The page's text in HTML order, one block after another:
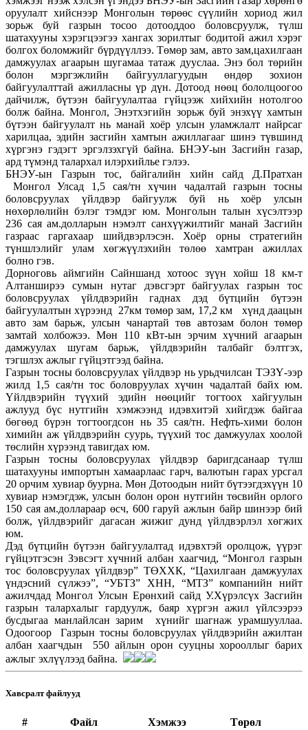
оруулалт хийснээр Монголын төрөөс сүүлийн хориод жил
зорьж буй газрын тосоо дотооддоо боловсруулж, түлш
шатахууны хэрэгцээгээ хангах зорилтыг бодитой ажил хэрэг
болгох боломжийг бүрдүүллээ. Төмөр зам, авто зам,цахилгаан
дамжуулах агаарын шугамаа татаж дууслаа. Энэ бол төрийн
болон мэргэжлийн байгууллагуудын өндөр зохион
байгуулалттай ажилласны үр дүн. Дотоод нөөц бололцоогоо
дайчилж, бүтээн байгуулалтаа гүйцээж хийхийн нотолгоо
болж байна. Монгол, Энэтхэгийн зорьж буй энэхүү хамтын
бүтээн байгуулалт нь манай хоёр улсын уламжлалт найрсаг
харилцаа, эдийн засгийн хамтын ажиллагааг шинэ түвшинд
хүргэнэ гэдэгт эргэлзэхгүй байна. БНЭУ-ын Засгийн газар,
ард түмэнд талархал илэрхийлье гэлээ.
БНЭУ-ын Газрын тос, байгалийн хийн сайд Д.Пратхан
Монгол Улсад 1,5 сая/тн хүчин чадалтай газрын тосны
боловсруулах үйлдвэр байгуулж буй нь хоёр улсын
нөхөрлөлийн бэлэг тэмдэг юм. Монголын талын хүсэлтээр
236 сая ам.долларын нэмэлт санхүүжилтийг манай Засгийн
газраас гаргахаар шийдвэрлэсэн. Хоёр орны стратегийн
түншлэлийг улам хөгжүүлэхийн төлөө хамтран ажиллах
болно гэв.
Дорноговь аймгийн Сайншанд хотоос зүүн хойш 18 км-т
Алтанширээ сумын нутаг дэвсгэрт байгуулах газрын тос
боловсруулах үйлдвэрийн гаднах дэд бүтцийн бүтээн
байгуулалтын хүрээнд 27км төмөр зам, 17,2 км хүнд даацын
авто зам барьж, улсын чанартай төв автозам болон төмөр
замтай холбожээ. Мөн 110 кВт-ын эрчим хүчний агаарын
дамжуулах шугам барьж, үйлдвэрийн талбайг бэлтгэх,
тэгшлэх ажлыг гүйцэтгээд байна.
Газрын тосны боловсруулах үйлдвэр нь урьдчилсан ТЭЗҮ-ээр
жилд 1,5 сая/тн тос боловруулах хүчин чадалтай байх юм.
Үйлдвэрийн түүхий эдийн нөөцийг тогтоох хайгуулын
ажлууд бүс нутгийн хэмжээнд идэвхитэй хийгдэж байгаа
бөгөөд бүрэн тогтоогдсон нь 35 сая/тн. Нефть-хими болон
химийн аж үйлдвэрийн суурь, түүхий тос дамжуулах хоолой
төслийн хүрээнд тавигдах юм.
Газрын тосны боловсруулах үйлдвэр баригдсанаар түлш
шатахууны импортын хамаарлаас гарч, валютын гарах урсгал
20 орчим хувиар буурна. Мөн Дотоодын нийт бүтээгдэхүүн 10
хувиар нэмэгдэж, улсын болон орон нутгийн төсвийн орлого
150 сая ам.доллараар өсч, 600 гаруй ажлын байр шинээр бий
болж, үйлдвэрийг дагасан жижиг дунд үйлдвэрлэл хөгжих
юм.
Дэд бүтцийн бүтээн байгуулалтад идэвхтэй оролцож, үүрэг
гүйцэтгэсэн Зэвсэгт хүчний албан хаагчид, “Монгол газрын
тос боловсруулах үйлдвэр” ТӨХХК, “Цахилгаан дамжуулах
үндэсний сүлжээ”, “УБТЗ” ХНН, “МТЗ” компанийн нийт
ажилчдад Монгол Улсын Ерөнхий сайд У.Хүрэлсүх Засгийн
газрын талархалыг гардуулж, баяр хүргэн ажил үйлсээрээ
бусдыгаа манлайлсан зарим хүнийг шагнаж урамшууллаа.
Одоогоор Газрын тосны боловсруулах үйлдвэрийн ажилтан
албан хаагчдын 550 айлын орон сууцны хорооллыг барих
ажлыг эхлүүлээд байна.
Хавсралт файлууд
# Файл Хэмжээ
Төрөл